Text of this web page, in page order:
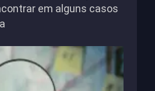
em alguns casos